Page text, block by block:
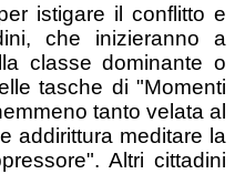
istigare il conflitto e
che inizieranno a
classe dominante o
tasche di "Momenti
tanto velata al
addirittura meditare la
Altri cittadini